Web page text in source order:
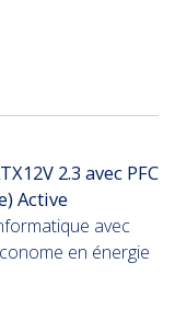
2.3 avec PFC
Active
avec
en énergie